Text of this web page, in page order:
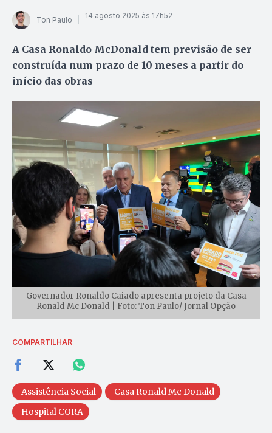
Ton Paulo 14 agosto 2025 às 17h52
A Casa Ronaldo McDonald tem previsão de ser
construída num prazo de 10 meses a partir do
início das obras
Governador Ronaldo Caiado apresenta projeto da Casa
Ronald Mc Donald | Foto: Ton Paulo/ Jornal Opção
COMPARTILHAR
Assistência Social
Casa Ronald Mc Donald
Hospital CORA